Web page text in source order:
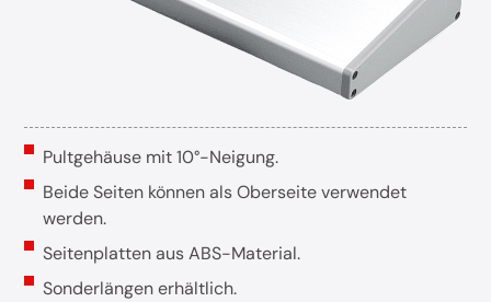
Pultgehäuse mit 10°-Neigung.
Beide Seiten können als Oberseite verwendet
werden.
Seitenplatten aus ABS-Material.
Sonderlängen erhältlich.